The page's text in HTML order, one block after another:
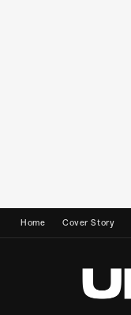
Home Cover Story